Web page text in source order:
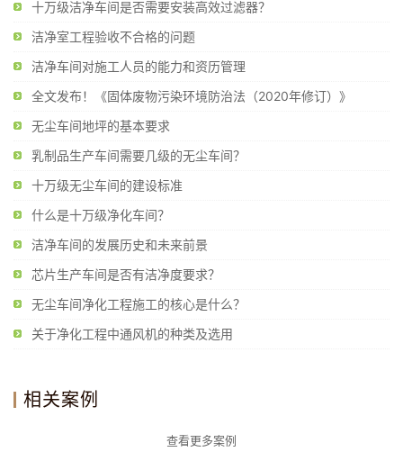
十万级洁净车间是否需要安装高效过滤器？
洁净室工程验收不合格的问题
洁净车间对施工人员的能力和资历管理
全文发布！《固体废物污染环境防治法（2020年修订）》
无尘车间地坪的基本要求
乳制品生产车间需要几级的无尘车间？
十万级无尘车间的建设标准
什么是十万级净化车间？
洁净车间的发展历史和未来前景
芯片生产车间是否有洁净度要求？
无尘车间净化工程施工的核心是什么？
关于净化工程中通风机的种类及选用
相关案例
查看更多案例